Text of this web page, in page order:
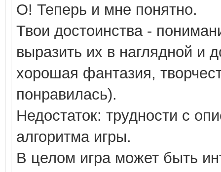
О! Теперь и мне понятно.
Твои достоинства -
выразить их в наглядной и
хорошая фантазия,
понравилась).
Недостаток: трудности с
алгоритма игры.
В целом игра может быть